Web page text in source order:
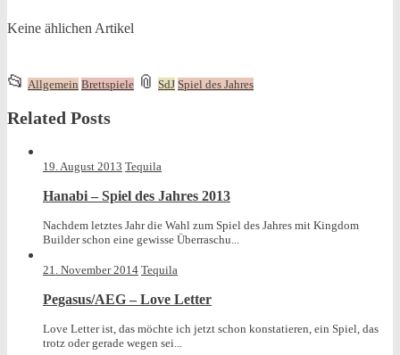
Keine ählichen Artikel
📂 This
was
Allgemein Brettspiele 📎 and
SdJ Spiel des Jahres
Related Posts
19. August 2013 Tequila
Hanabi – Spiel des Jahres 2013
Nachdem letztes Jahr die Wahl zum Spiel des Jahres mit Kingdom
Builder schon eine gewisse Überraschu...
21. November 2014 Tequila
Pegasus/AEG – Love Letter
Love Letter ist, das möchte ich jetzt schon konstatieren, ein Spiel, das
trotz oder gerade wegen sei...